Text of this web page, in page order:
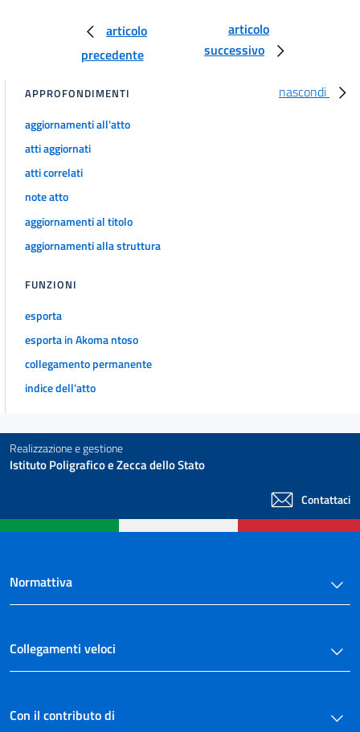
15 bis
15 ter
16
17
18
19
20
23
23 bis
27
28
Obblighi di pubblicazione concernenti l'uso delle risorse pubbliche
30
31
Obblighi di pubblicazione concernenti le prestazioni offerte e i
servizi erogati
33
articolo
precedente
articolo
successivo
nascondi
APPROFONDIMENTI
aggiornamenti all'atto
atti aggiornati
atti correlati
note atto
aggiornamenti al titolo
aggiornamenti alla struttura
FUNZIONI
esporta
esporta in Akoma ntoso
collegamento permanente
indice dell'atto
Realizzazione e gestione
Istituto Poligrafico e Zecca dello Stato
Contattaci
Normattiva
Collegamenti veloci
Con il contributo di